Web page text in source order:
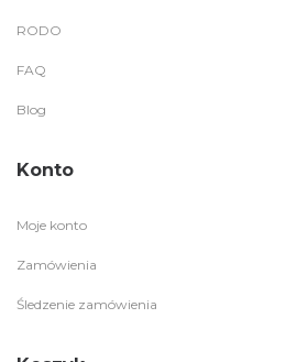
RODO
FAQ
Blog
Konto
Moje konto
Zamówienia
Śledzenie zamówienia